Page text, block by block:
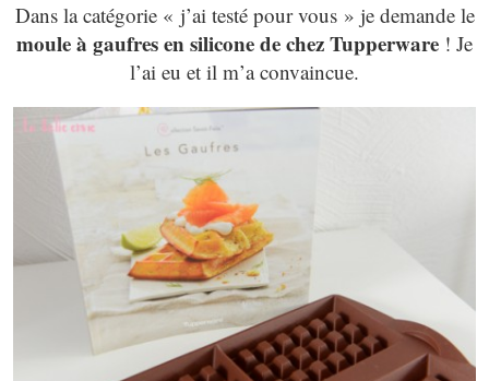
Dans la catégorie « j’ai testé pour vous » je demande le
moule à gaufres en silicone de chez Tupperware ! Je
l’ai eu et il m’a convaincue.